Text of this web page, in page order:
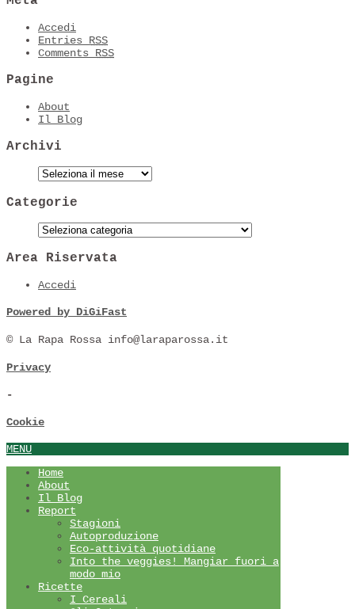
Accedi
Entries RSS
Comments RSS
Pagine
About
Il Blog
Archivi
Categorie
Area Riservata
Accedi
Powered by DiGiFast
© La Rapa Rossa info@laraparossa.it
Privacy
-
Cookie
MENU
Home
About
Il Blog
Report
Stagioni
Autoproduzione
Eco-attività quotidiane
Into the veggies! Mangiar fuori a
modo mio
Ricette
I Cereali